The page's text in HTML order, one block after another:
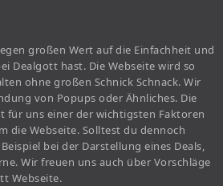
großen Wert auf die Einfachheit und
Dealgott hast. Die Webseite wird so
ohne großen Schnick Schnack. Wir
von Popups oder Ähnliches. Die
für uns einer der wichtigsten Faktoren
die Webseite. Solltest du dennoch
bei der Darstellung eines Deals,
Wir freuen uns auch über Vorschläge
Webseite.